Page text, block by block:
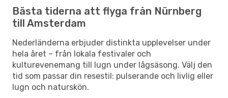
Bästa tiderna att flyga från Nürnberg
till Amsterdam
Nederländerna erbjuder distinkta upplevelser under
hela året – från lokala festivaler och
kulturevenemang till lugn under lågsäsong. Välj den
tid som passar din resestil: pulserande och livlig eller
lugn och naturskön.